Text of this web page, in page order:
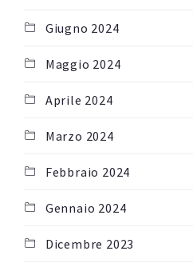
Giugno 2024
Maggio 2024
Aprile 2024
Marzo 2024
Febbraio 2024
Gennaio 2024
Dicembre 2023